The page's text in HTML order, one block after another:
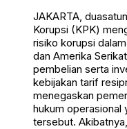
JAKARTA,
Korupsi (KPK)
risiko korupsi
dan Amerika
pembelian serta
kebijakan tarif
menegaskan
hukum operasional
tersebut.